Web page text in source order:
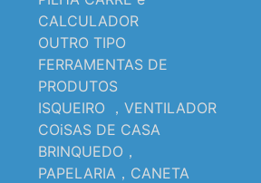
CALCULADOR
OUTRO TIPO
FERRAMENTAS DE
PRODUTOS
ISQUEIRO ，VENTILADOR
COiSAS DE CASA
BRINQUEDO，
PAPELARIA，CANETA